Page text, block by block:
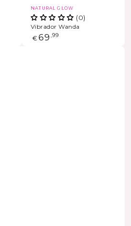
Vendedor:
NATURAL GLOW
(0)
Vibrador Wanda
Precio
€ 69 ,99